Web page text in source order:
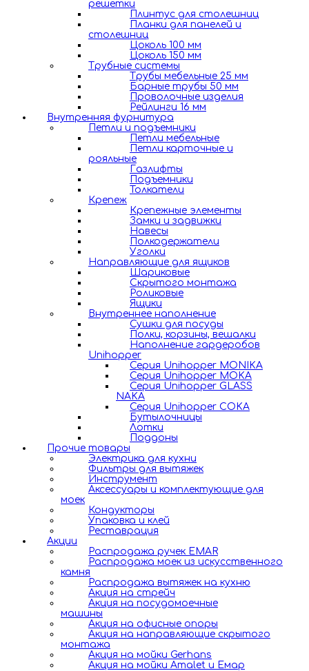
решетки
Плинтус для столешниц
Планки для панелей и
столешниц
Цоколь 100 мм
Цоколь 150 мм
Трубные системы
Трубы мебельные 25 мм
Барные трубы 50 мм
Проволочные изделия
Рейлинги 16 мм
Внутренняя фурнитура
Петли и подъемники
Петли мебельные
Петли карточные и
рояльные
Газлифты
Подъемники
Толкатели
Крепеж
Крепежные элементы
Замки и задвижки
Навесы
Полкодержатели
Уголки
Направляющие для ящиков
Шариковые
Скрытого монтажа
Роликовые
Ящики
Внутреннее наполнение
Сушки для посуды
Полки, корзины, вешалки
Наполнение гардеробов
Unihopper
Серия Unihopper MONIKA
Серия Unihopper MOKA
Серия Unihopper GLASS
NAKA
Серия Unihopper COKA
Бутылочницы
Лотки
Поддоны
Прочие товары
Электрика для кухни
Фильтры для вытяжек
Инструмент
Аксессуары и комплектующие для
моек
Кондукторы
Упаковка и клей
Реставрация
Акции
Распродажа ручек EMAR
Распродажа моек из искусственного
камня
Распродажа вытяжек на кухню
Акция на стрейч
Акция на посудомоечные
машины
Акция на офисные опоры
Акция на направляющие скрытого
монтажа
Акция на мойки Gerhans
Акция на мойки Amalet и Емар